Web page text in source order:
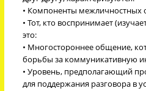
• Компоненты межличностных
• Тот, кто воспринимает
это:
• Многостороннее общение,
борьбы за коммуникативную
• Уровень, предполагающий
для поддержания разговора в